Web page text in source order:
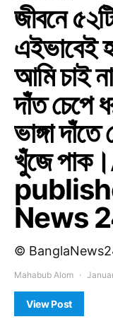
জীবনে
এইভাবেই
আমি চাই
দাঁত চেপে
ভাঙ্গা
খুঁজে
News
©
Mahabub Alom
View Post